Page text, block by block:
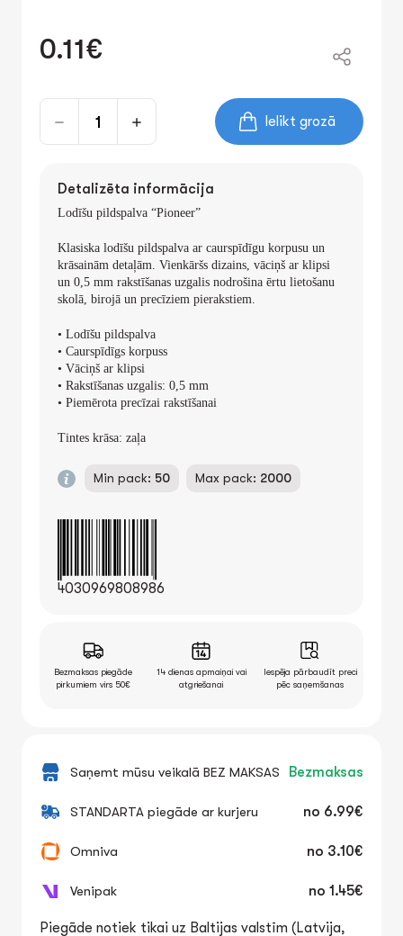
0.11€
Ielikt grozā
Detalizēta informācija
Lodīšu pildspalva “Pioneer”
Klasiska lodīšu pildspalva ar caurspīdīgu korpusu un
krāsainām detaļām. Vienkāršs dizains, vāciņš ar klipsi
un 0,5 mm rakstīšanas uzgalis nodrošina ērtu lietošanu
skolā, birojā un precīziem pierakstiem.
• Lodīšu pildspalva
• Caurspīdīgs korpuss
• Vāciņš ar klipsi
• Rakstīšanas uzgalis: 0,5 mm
• Piemērota precīzai rakstīšanai
Tintes krāsa: zaļa
Min pack: 50 Max pack: 2000
4030969808986
Bezmaksas piegāde
pirkumiem virs 50€
14 dienas apmaiņai vai
atgriešanai
Iespēja pārbaudīt preci
pēc saņemšanas
Saņemt mūsu veikalā BEZ MAKSAS Bezmaksas
STANDARTA piegāde ar kurjeru no 6.99€
Omniva no 3.10€
Venipak no 1.45€
Piegāde notiek tikai uz Baltijas valstīm (Latvija,